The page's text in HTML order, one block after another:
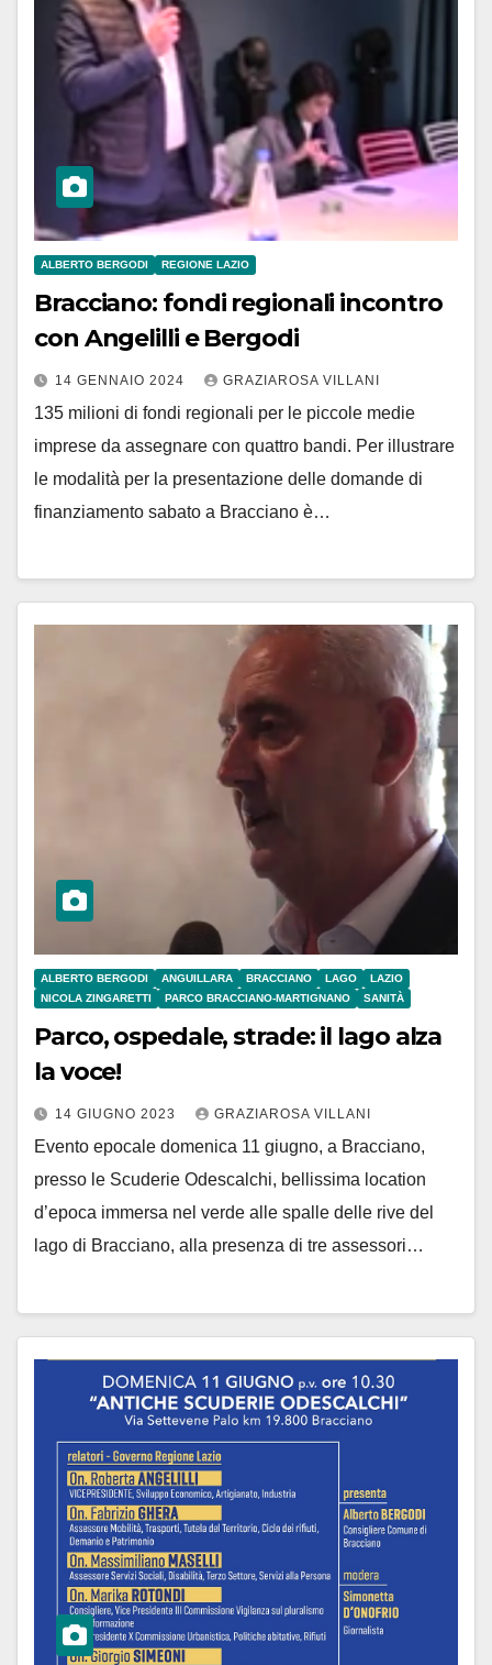
ALBERTO BERGODI REGIONE LAZIO
Bracciano: fondi regionali incontro
con Angelilli e Bergodi
14 GENNAIO 2024 GRAZIAROSA VILLANI
135 milioni di fondi regionali per le piccole medie
imprese da assegnare con quattro bandi. Per illustrare
le modalità per la presentazione delle domande di
finanziamento sabato a Bracciano è…
ALBERTO BERGODI ANGUILLARA BRACCIANO LAGO
LAZIO
NICOLA ZINGARETTI
PARCO BRACCIANO-MARTIGNANO SANITÀ
Parco, ospedale, strade: il lago alza
la voce!
14 GIUGNO 2023 GRAZIAROSA VILLANI
Evento epocale domenica 11 giugno, a Bracciano,
presso le Scuderie Odescalchi, bellissima location
d’epoca immersa nel verde alle spalle delle rive del
lago di Bracciano, alla presenza di tre assessori…